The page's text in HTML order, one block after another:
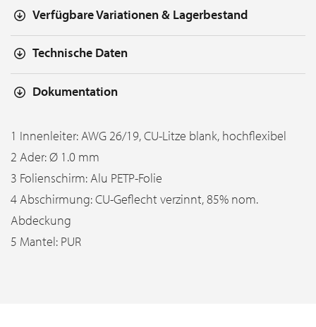
Verfügbare Variationen & Lagerbestand
Technische Daten
Dokumentation
1 Innenleiter: AWG 26/19, CU-Litze blank, hochflexibel
2 Ader: Ø 1.0 mm
3 Folienschirm: Alu PETP-Folie
4 Abschirmung: CU-Geflecht verzinnt, 85% nom.
Abdeckung
5 Mantel: PUR